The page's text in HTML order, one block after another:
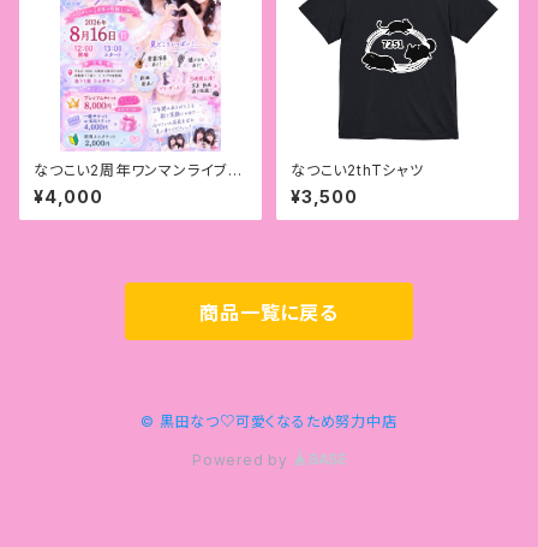
なつこい2周年ワンマンライブチ
ケットor配信
¥4,000
なつこい2thTシャツ
¥3,500
商品一覧に戻る
© 黒田なつ♡可愛くなるため努力中店
Powered by